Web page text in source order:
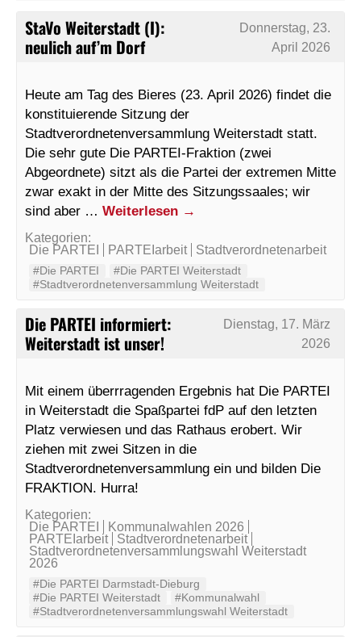
StaVo Weiterstadt (I):
neulich auf’m Dorf
Donnerstag, 23.
April 2026
Heute am Tag des Bieres (23. April 2026) findet die
konstituierende Sitzung der
Stadtverordnetenversammlung Weiterstadt statt.
Die sehr gute Die PARTEI-Fraktion (zwei
Abgeordnete) sitzt als die Partei der extremen Mitte
zwar exakt in der Mitte des Sitzungssaales; wir
sind aber … Weiterlesen →
Kategorien:
Die PARTEI
PARTEIarbeit Stadtverordnetenarbeit
#Die PARTEI
#Die PARTEI Weiterstadt
#Stadtverordnetenversammlung Weiterstadt
Die PARTEI informiert:
Weiterstadt ist unser!
Dienstag, 17. März
2026
Mit einem überrragenden Ergebnis hat Die PARTEI
in Weiterstadt die Spaßpartei fdP auf den letzten
Platz verwiesen und das Rathaus erobert. Wir
ziehen mit zwei Sitzen in die
Stadtverordnetenversammlung ein und bilden Die
FRAKTION. Hurra!
Kategorien:
Die PARTEI
Kommunalwahlen 2026
PARTEIarbeit
Stadtverordnetenarbeit
Stadtverordnetenversammlungswahl Weiterstadt
2026
#Die PARTEI Darmstadt-Dieburg
#Die PARTEI Weiterstadt
#Kommunalwahl
#Stadtverordnetenversammlungswahl Weiterstadt